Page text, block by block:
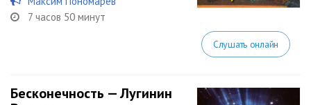
7 часов 50 минут
Слушать онлайн
Бесконечность — Лугинин